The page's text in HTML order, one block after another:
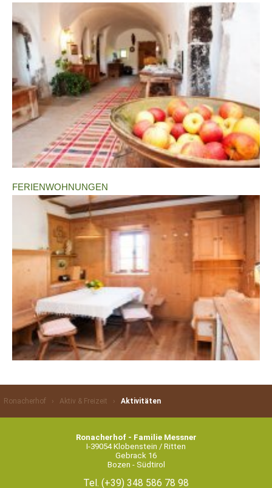
FERIENWOHNUNGEN
Ronacherhof › Aktiv & Freizeit › Aktivitäten
Ronacherhof - Familie Messner
I-39054 Klobenstein / Ritten
Gebrack 16
Bozen - Südtirol
Tel. (+39) 348 586 78 98